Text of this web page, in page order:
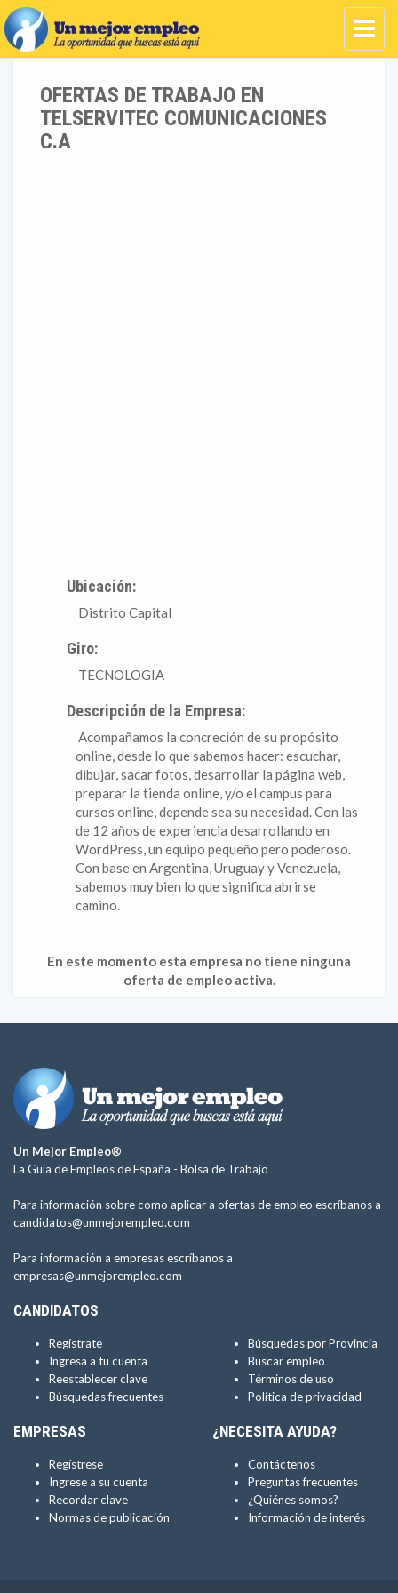
OFERTAS DE TRABAJO EN
TELSERVITEC COMUNICACIONES
C.A
Ubicación:
Distrito Capital
Giro:
TECNOLOGIA
Descripción de la Empresa:
Acompañamos la concreción de su propósito
online, desde lo que sabemos hacer: escuchar,
dibujar, sacar fotos, desarrollar la página web,
preparar la tienda online, y/o el campus para
cursos online, depende sea su necesidad. Con las
de 12 años de experiencia desarrollando en
WordPress, un equipo pequeño pero poderoso.
Con base en Argentina, Uruguay y Venezuela,
sabemos muy bien lo que significa abrirse
camino.
En este momento esta empresa no tiene ninguna
oferta de empleo activa.
Un Mejor Empleo®
La Guía de Empleos de España - Bolsa de Trabajo
Para información sobre como aplicar a ofertas de empleo escríbanos a
candidatos@unmejorempleo.com
Para información a empresas escríbanos a
empresas@unmejorempleo.com
CANDIDATOS
Regístrate
Ingresa a tu cuenta
Reestablecer clave
Búsquedas frecuentes
Búsquedas por Provincia
Buscar empleo
Términos de uso
Política de privacidad
EMPRESAS
Regístrese
Ingrese a su cuenta
Recordar clave
Normas de publicación
¿NECESITA AYUDA?
Contáctenos
Preguntas frecuentes
¿Quiénes somos?
Información de interés